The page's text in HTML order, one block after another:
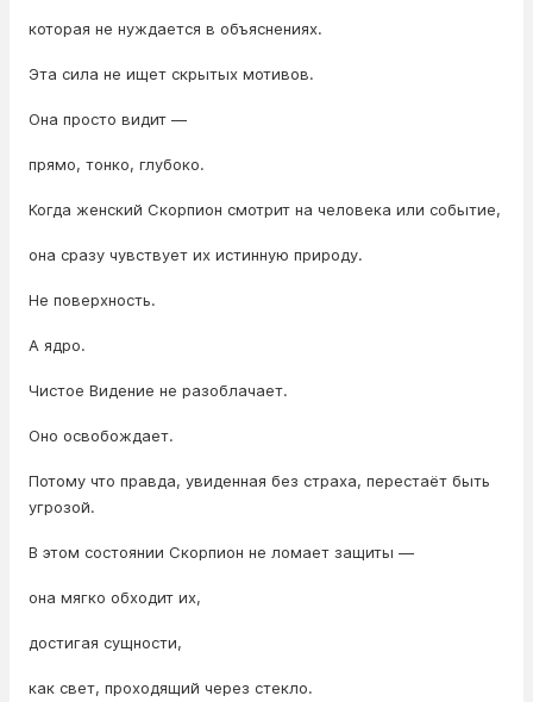
которая не нуждается в объяснениях.
Эта сила не ищет скрытых мотивов.
Она просто видит —
прямо, тонко, глубоко.
Когда женский Скорпион смотрит на человека или событие,
она сразу чувствует их истинную природу.
Не поверхность.
А ядро.
Чистое Видение не разоблачает.
Оно освобождает.
Потому что правда, увиденная без страха, перестаёт быть
угрозой.
В этом состоянии Скорпион не ломает защиты —
она мягко обходит их,
достигая сущности,
как свет, проходящий через стекло.